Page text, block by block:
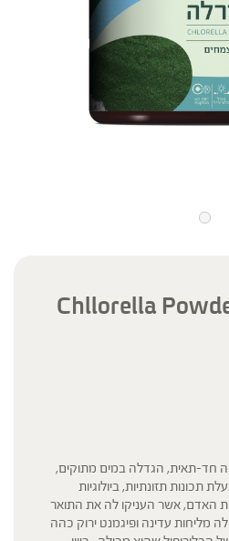
חד-תאית, הגדלה במים מתוקים,
תכונות תזונתיות, ביולוגיות
האדם, אשר העניקו לה את התואר
מליחות עדינה ופיגמנט ירוק כהה